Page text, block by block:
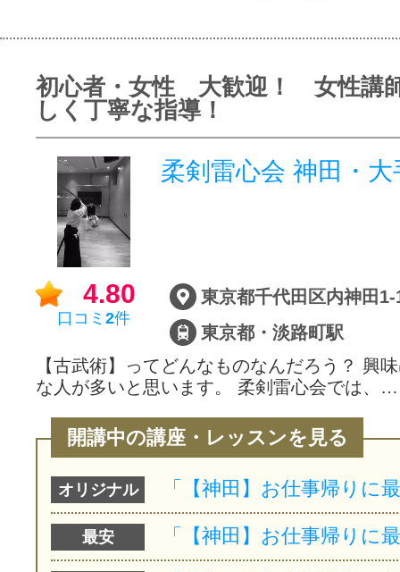
初心者・女性 大歓迎！ 女性講
しく丁寧な指導！
柔剣雷心会 神田・大
4.80
口コミ 2件
東京都千代田区内神田
東京都・淡路町駅
【古武術】ってどんなものなんだろう？ 興
な人が多いと思います。 柔剣雷心会では、…
開講中の講座・レッスンを見る
オリジナル
最安